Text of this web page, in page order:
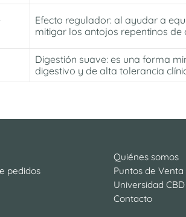
Efecto regulador: al ayudar a
mitigar los antojos repentinos de
Digestión suave: es una forma
digestivo y de alta tolerancia
pedidos
Quiénes somos
Puntos de Venta
Universidad CBD
Contacto